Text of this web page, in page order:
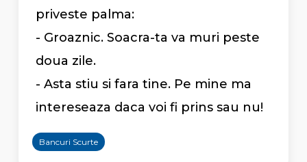
priveste palma:
- Groaznic. Soacra-ta va muri peste
doua zile.
- Asta stiu si fara tine. Pe mine ma
intereseaza daca voi fi prins sau nu!
Bancuri Scurte